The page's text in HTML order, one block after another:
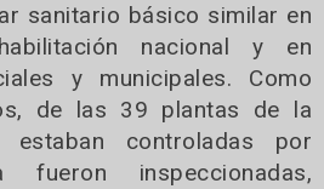
sanitario básico similar en
nacional y en
y municipales. Como
de las 39 plantas de la
controladas por
inspeccionadas,